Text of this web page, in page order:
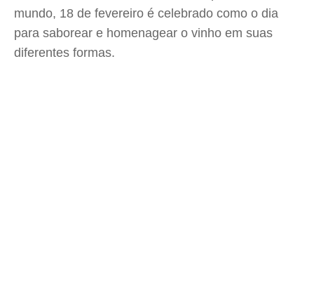
mundo, 18 de fevereiro é celebrado como o dia
para saborear e homenagear o vinho em suas
diferentes formas.